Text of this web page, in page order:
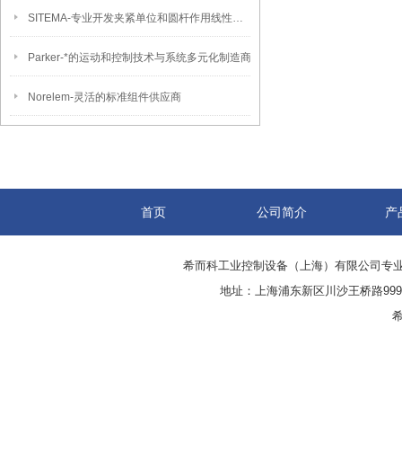
SITEMA-专业开发夹紧单位和圆杆作用线性制动器的生产厂商。
Parker-*的运动和控制技术与系统多元化制造商
Norelem-灵活的标准组件供应商
首页 公司简介 产
希而科工业控制设备（上海）有限公司专
地址：上海浦东新区川沙王桥路